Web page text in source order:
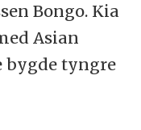
Bongo. Kia
Asian
bygde tyngre